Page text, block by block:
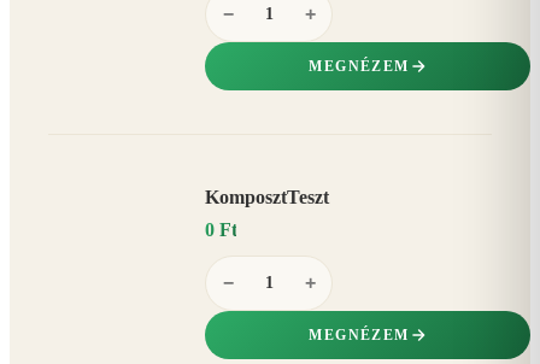
− +
MEGNÉZEM
KomposztTeszt
0 Ft
− +
MEGNÉZEM